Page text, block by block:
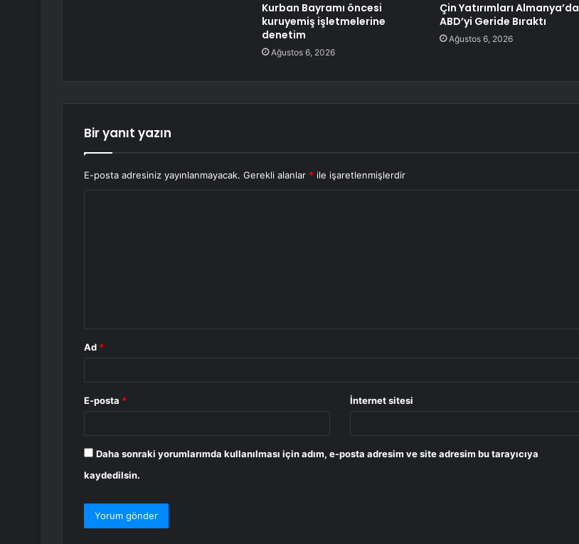
Kurban Bayramı öncesi
kuruyemiş işletmelerine
denetim
Ağustos 6, 2026
Çin Yatırımları Almanya’da
ABD’yi Geride Bıraktı
Ağustos 6, 2026
Bir yanıt yazın
E-posta adresiniz yayınlanmayacak. Gerekli alanlar * ile işaretlenmişlerdir
Ad *
E-posta * İnternet sitesi
Daha sonraki yorumlarımda kullanılması için adım, e-posta adresim ve site adresim bu tarayıcıya
kaydedilsin.